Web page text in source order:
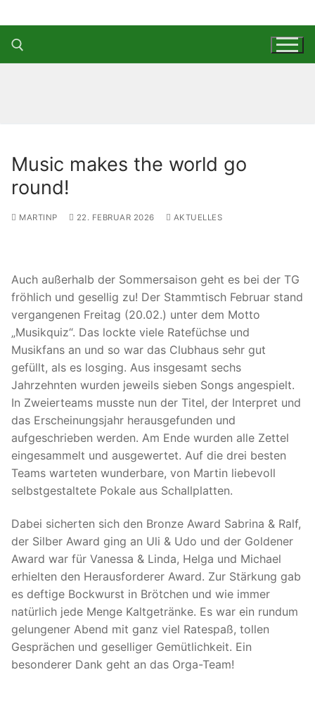
Inhalt
springen
Music makes the world go
round!
MARTINP 22. FEBRUAR 2026 AKTUELLES
Auch außerhalb der Sommersaison geht es bei der TG
fröhlich und gesellig zu! Der Stammtisch Februar stand
vergangenen Freitag (20.02.) unter dem Motto
„Musikquiz“. Das lockte viele Ratefüchse und
Musikfans an und so war das Clubhaus sehr gut
gefüllt, als es losging. Aus insgesamt sechs
Jahrzehnten wurden jeweils sieben Songs angespielt.
In Zweierteams musste nun der Titel, der Interpret und
das Erscheinungsjahr herausgefunden und
aufgeschrieben werden. Am Ende wurden alle Zettel
eingesammelt und ausgewertet. Auf die drei besten
Teams warteten wunderbare, von Martin liebevoll
selbstgestaltete Pokale aus Schallplatten.
Dabei sicherten sich den Bronze Award Sabrina & Ralf,
der Silber Award ging an Uli & Udo und der Goldener
Award war für Vanessa & Linda, Helga und Michael
erhielten den Herausforderer Award. Zur Stärkung gab
es deftige Bockwurst in Brötchen und wie immer
natürlich jede Menge Kaltgetränke. Es war ein rundum
gelungener Abend mit ganz viel Ratespaß, tollen
Gesprächen und geselliger Gemütlichkeit. Ein
besonderer Dank geht an das Orga-Team!